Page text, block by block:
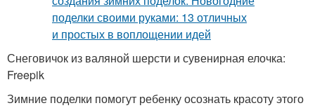
Снеговичок из валяной шерсти и сувенирная елочка:
Freepik
Зимние поделки помогут ребенку осознать красоту этого